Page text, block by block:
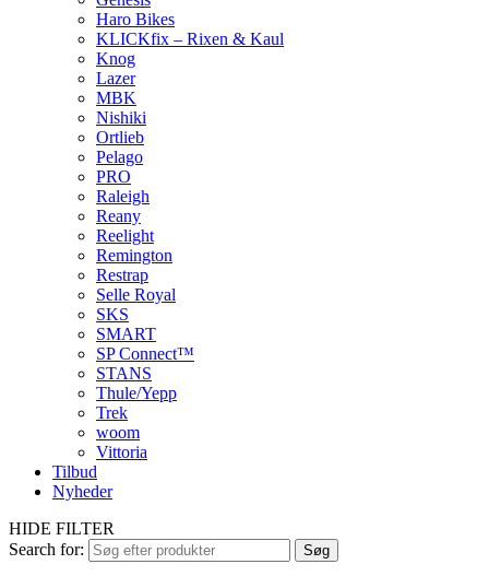
Haro Bikes
KLICKfix – Rixen & Kaul
Knog
Lazer
MBK
Nishiki
Ortlieb
Pelago
PRO
Raleigh
Reany
Reelight
Remington
Restrap
Selle Royal
SKS
SMART
SP Connect™
STANS
Thule/Yepp
Trek
woom
Vittoria
Tilbud
Nyheder
HIDE FILTER
Search for:
Søg